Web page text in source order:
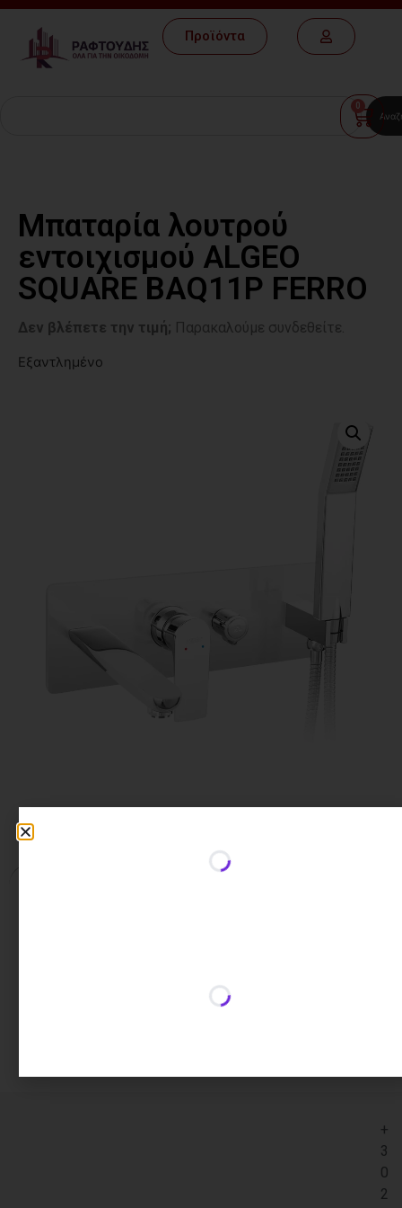
Προϊόντα
0
Μπαταρία λουτρού
εντοιχισμού ALGEO
SQUARE BAQ11P FERRO
Δεν βλέπετε την τιμή; Παρακαλούμε συνδεθείτε.
Εξαντλημένο
περιλαμβάνεται τηλέφωνο & σπιράλ
+
3
0
2